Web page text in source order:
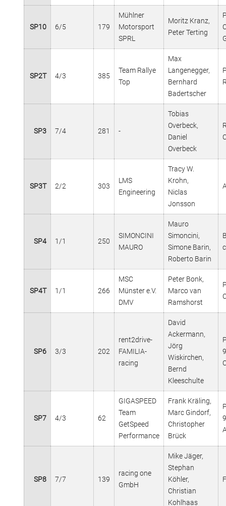
SP10 6/5 179
Mühlner
Motorsport
SPRL
Moritz Kranz,
Peter Terting
SP2T 4/3 385
Team Rallye
Top
Max
Langenegger,
Bernhard
Badertscher
SP3 7/4 281 -
Tobias
Overbeck,
Daniel
Overbeck
SP3T 2/2 303
LMS
Engineering
Tracy W.
Krohn,
Niclas
Jonsson
SP4 1/1 250
SIMONCINI
MAURO
Mauro
Simoncini,
Simone Barin,
Roberto Barin
SP4T 1/1 266
MSC
Münster e.V.
DMV
Peter Bonk,
Marco van
Ramshorst
SP6 3/3 202
rent2drive-
FAMILIA-
racing
David
Ackermann,
Jörg
Wiskirchen,
Bernd
Kleeschulte
SP7 4/3 62
GIGASPEED
Team
GetSpeed
Performance
Frank Kräling,
Marc Gindorf,
Christopher
Brück
SP8 7/7 139
racing one
GmbH
Mike Jäger,
Stephan
Köhler,
Christian
Kohlhaas